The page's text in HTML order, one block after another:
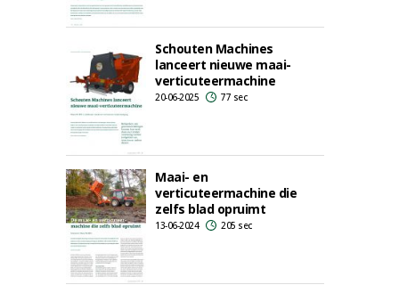
Schouten Machines
lanceert nieuwe maai-
verticuteermachine
20-06-2025 77 sec
Maai- en
verticuteermachine die
zelfs blad opruimt
13-06-2024 205 sec